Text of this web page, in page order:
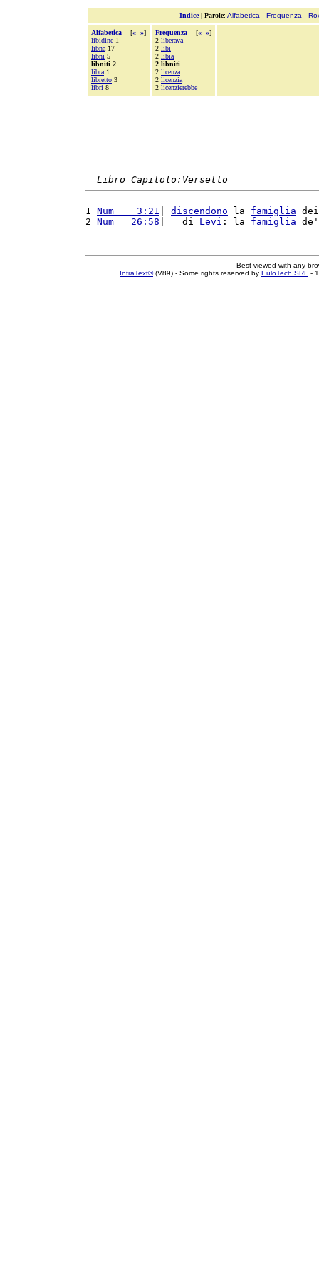
Indice| Parole: Alfabetica - Frequenza -
Alfabetica [« »]
libidine 1
libna 17
libni 5
libniti 2
libra 1
libretto 3
libri 8
Frequenza [« »]
2 liberava
2 libi
2 libia
2 libniti
2 licenza
2 licenzia
2 licenzierebbe
Libro Capitolo:Versetto
1 Num    3:21 discendono la famiglia
2 Num   26:58 |   di Levi : la famiglia
Best viewed with any
IntraText®(V89) - Some rights reserved by EuloTech SRL -